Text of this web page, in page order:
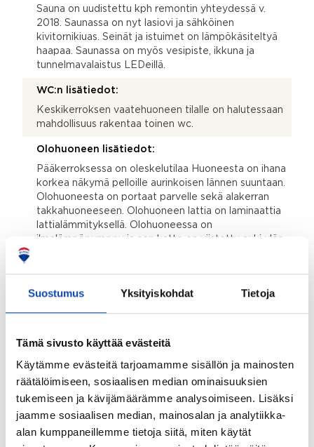
Suostumus Yksityiskohdat Tietoja
Tämä sivusto käyttää evästeitä
Käytämme evästeitä tarjoamamme sisällön ja mainosten
räätälöimiseen, sosiaalisen median ominaisuuksien
tukemiseen ja kävijämäärämme analysoimiseen. Lisäksi
jaamme sosiaalisen median, mainosalan ja analytiikka-
alan kumppaneillemme tietoja siitä, miten käytät
Sauna on uudistettu kph remontin yhteydessä v.
2018. Saunassa on nyt lasiovi ja sähköinen
kivitornikiuas. Seinät ja istuimet on lämpökäsiteltyä
haapaa. Saunassa on myös vesipiste, ikkuna ja
tunnelmavalaistus LEDeillä.
WC:n lisätiedot:
Keskikerroksen vaatehuoneen tilalle on halutessaan
mahdollisuus rakentaa toinen wc.
Olohuoneen lisätiedot:
Pääkerroksessa on oleskelutilaa Huoneesta on ihana
korkea näkymä pelloille aurinkoisen lännen suuntaan.
Olohuoneesta on portaat parvelle sekä alakerran
takkahuoneeseen. Olohuoneen lattia on laminaattia
lattialämmityksellä. Olohuoneessa on
ilmalämpöpumppu ja sen katto on viistetty auki ylös
on laminaattia. Alakerrassa on takkahuone, jossa on
Makuuhuoneen lisätiedot:
Keskikerroksessa on kaksi pienehköä
makuuhuonetta, joiden välissä on vaatehuone. Lattia
on laminaattia. Yläkerran parvi, sekä sen yhteydessä
on makuuhuonetila, jonne mahtuu jopa parisänky.